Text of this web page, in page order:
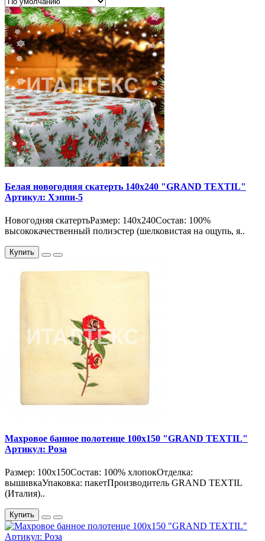
Белая новогодняя скатерть 140х240 "GRAND TEXTIL"
Артикул: Хэппи-5
Новогодняя скатертьРазмер: 140х240Состав: 100%
высококачественный полиэстер (шелковистая на ощупь, я..
Купить
Махровое банное полотенце 100х150 "GRAND TEXTIL"
Артикул: Роза
Размер: 100х150Состав: 100% хлопокОтделка:
вышивкаУпаковка: пакетПроизводитель GRAND TEXTIL
(Италия)..
Купить